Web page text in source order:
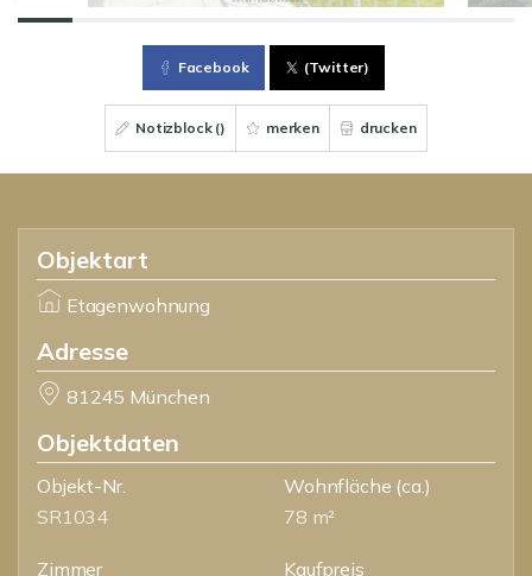
Facebook (Twitter)
Notizblock () merken drucken
Objektart
Etagenwohnung
Adresse
81245 München
Objektdaten
Objekt-Nr.
SR1034
Wohnfläche (ca.)
78 m²
Zimmer
Kaufpreis